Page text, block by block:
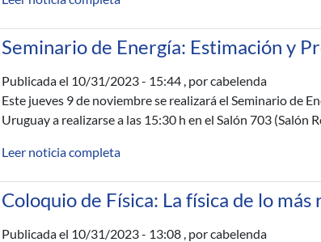
Seminario de Energía: Estimación y
Publicada el 10/31/2023 - 15:44 , por cabelenda
Este jueves 9 de noviembre se realizará el Seminario de
Uruguay a realizarse a las 15:30 h en el Salón 703 (Salón
Leer noticia completa
Coloquio de Física: La física de lo
Publicada el 10/31/2023 - 13:08 , por cabelenda